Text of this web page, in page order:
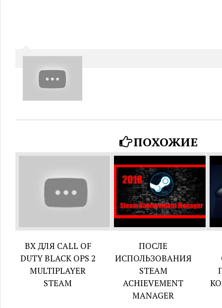
ПОХОЖИЕ
ВХ ДЛЯ CALL OF
DUTY BLACK OPS 2
MULTIPLAYER
STEAM
ПОСЛЕ
ИСПОЛЬЗОВАНИЯ
STEAM
ACHIEVEMENT
MANAGER